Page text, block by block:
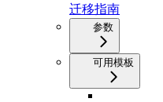
迁移指南
参数
可用模板